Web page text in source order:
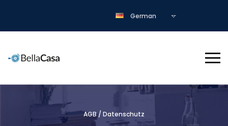
German
AGB / Datenschutz